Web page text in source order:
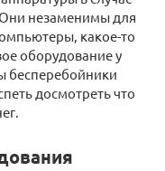
незаменимы для
какое-то
оборудование у
бесперебойники
досмотреть что